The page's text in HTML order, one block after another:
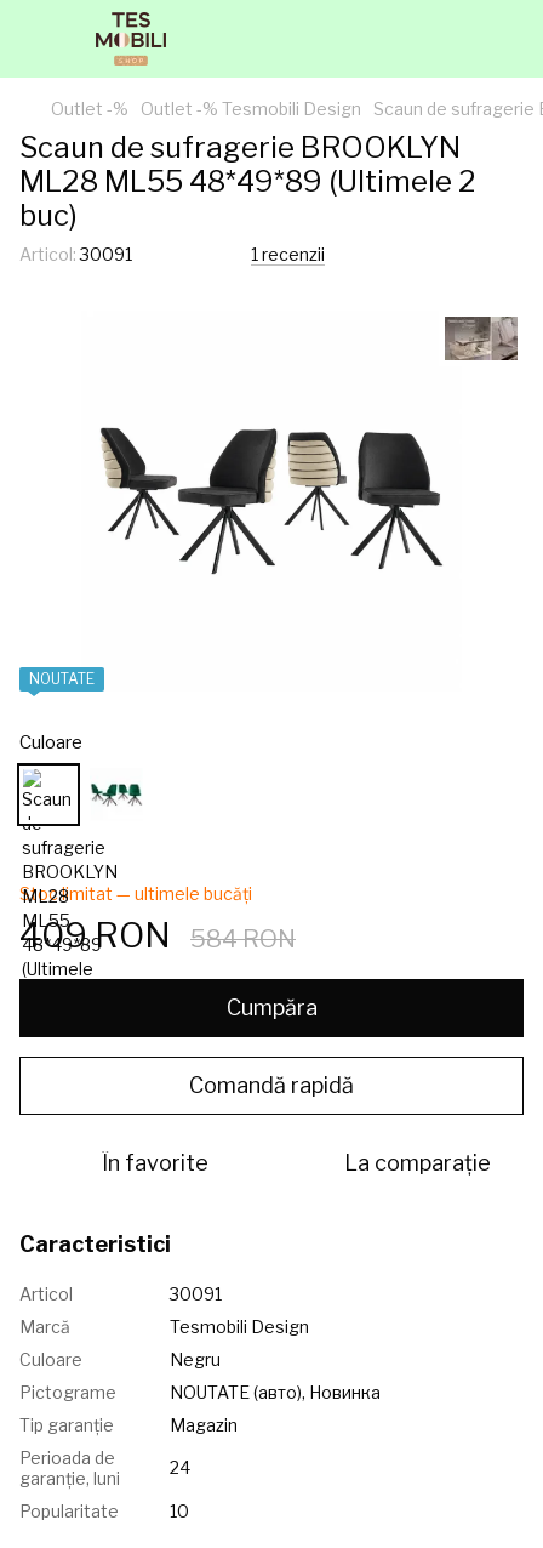
Outlet -% Outlet -% Tesmobili Design Scaun de sufragerie
Scaun de sufragerie BROOKLYN
ML28 ML55 48*49*89 (Ultimele 2
buc)
Articol:30091 1 recenzii
NOUTATE
Culoare
Stoc limitat — ultimele bucăți
409 RON 584 RON
Cumpăra
Comandă rapidă
În favorite La comparație
Caracteristici
Articol
30091
Marcă
Tesmobili Design
Culoare
Negru
Pictograme
NOUTATE (авто), Новинка
Tip garanție
Magazin
Perioada de
garanție, luni
24
Popularitate 10